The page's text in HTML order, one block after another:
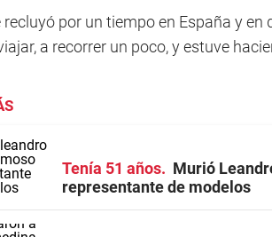
recluyó por un tiempo en España y en
a recorrer un poco, y estuve
Tenía 51 años
Murió
representante de modelos